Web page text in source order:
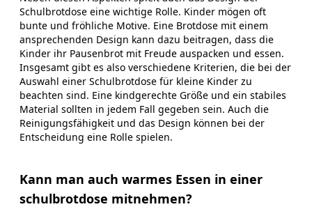
Schulbrotdose eine wichtige Rolle. Kinder mögen oft
bunte und fröhliche Motive. Eine Brotdose mit einem
ansprechenden Design kann dazu beitragen, dass die
Kinder ihr Pausenbrot mit Freude auspacken und essen.
Insgesamt gibt es also verschiedene Kriterien, die bei der
Auswahl einer Schulbrotdose für kleine Kinder zu
beachten sind. Eine kindgerechte Größe und ein stabiles
Material sollten in jedem Fall gegeben sein. Auch die
Reinigungsfähigkeit und das Design können bei der
Entscheidung eine Rolle spielen.
Kann man auch warmes Essen in einer
schulbrotdose mitnehmen?